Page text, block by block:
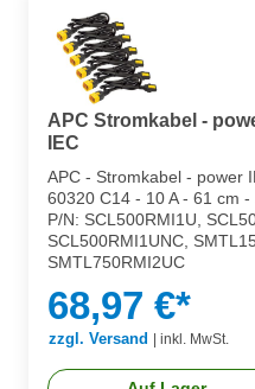
APC Stromkabel -
IEC
APC - Stromkabel - power
60320 C14 - 10 A - 61 cm
P/N: SCL500RMI1U,
SCL500RMI1UNC,
SMTL750RMI2UC
68,97 €*
zzgl. Versand inkl. MwSt.